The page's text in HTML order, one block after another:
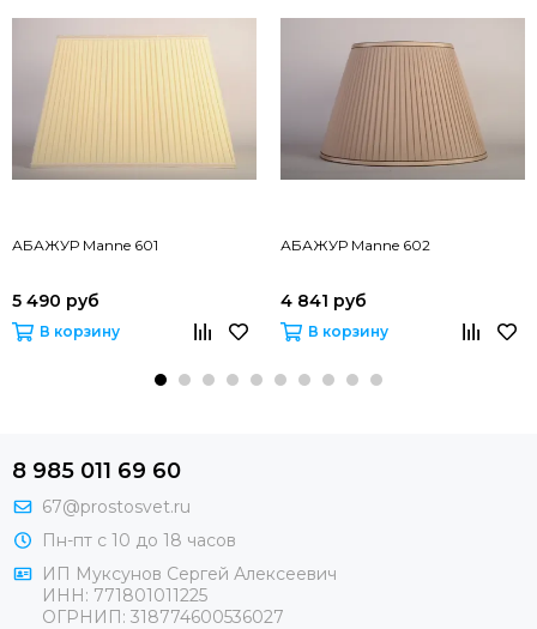
АБАЖУР Manne 601
5 490 руб
В корзину
АБАЖУР Manne 602
4 841 руб
В корзину
8 985 011 69 60
67@prostosvet.ru
Пн-пт с 10 до 18 часов
ИП Муксунов Сергей Алексеевич
ИНН: 771801011225
ОГРНИП: 318774600536027